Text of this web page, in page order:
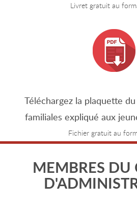
Livret gratuit au
Téléchargez la plaquette
familiales expliqué aux
Fichier gratuit au
MEMBRES DU